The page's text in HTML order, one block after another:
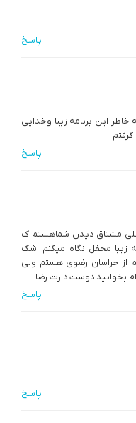
پاسخ
این برنامه زیبا وخدایی
پاسخ
خیلی مشتاق دیدن شماهستم ک
زیبا محفل نگاه میکنم اشک
از خراسان رضوی هستم ولی
بخوانید.دوست دارت رضا
پاسخ
پاسخ